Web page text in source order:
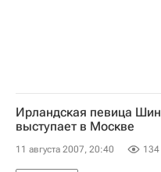
Ирландская певица
выступает в Москве
11 августа 2007, 20:40 134